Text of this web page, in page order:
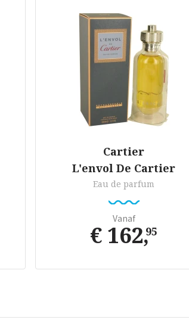
Cartier
L'envol De Cartier
Eau de parfum
Vanaf
€ 162,95